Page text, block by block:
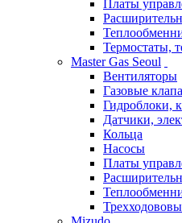
Платы
Термостаты,
Master Gas Seoul
Вентиляторы
Газовые
Гидроблоки,
Датчики,
Кольца
Насосы
Платы